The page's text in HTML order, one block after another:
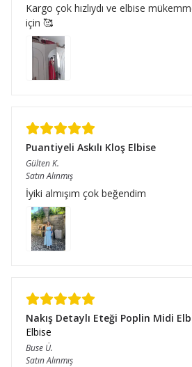
Kargo çok hızlıydı ve elbise
için 🥰
Puantiyeli Askılı Kloş Elbise
GültenK.
Satın Alınmış
İyiki almışım çok beğendim
Nakış Detaylı Eteği Poplin Midi
Elbise
Buse Ü.
Satın Alınmış